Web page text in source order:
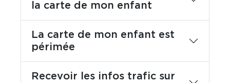
la carte de mon enfant
La carte de mon enfant est
périmée
Recevoir les infos trafic sur